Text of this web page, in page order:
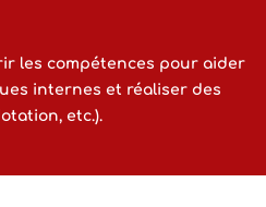
les compétences pour aider
internes et réaliser des
etc.).